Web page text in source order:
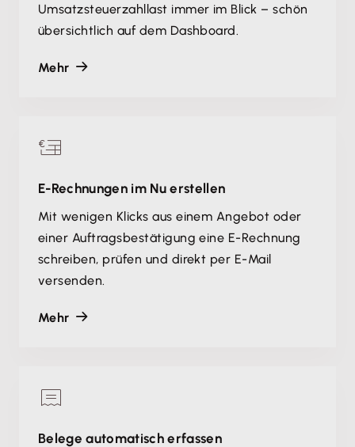
Umsatzsteuerzahllast immer im Blick – schön
übersichtlich auf dem Dashboard.
Mehr
E-Rechnungen im Nu erstellen
Mit wenigen Klicks aus einem Angebot oder
einer Auftragsbestätigung eine E-Rechnung
schreiben, prüfen und direkt per E-Mail
versenden.
Mehr
Belege automatisch erfassen